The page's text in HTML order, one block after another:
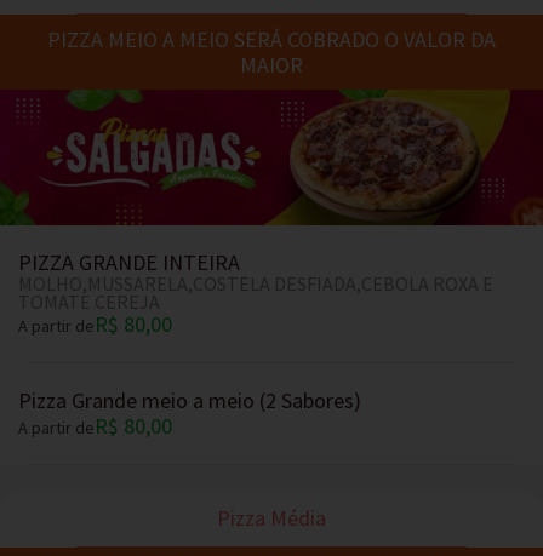
PIZZA MEIO A MEIO SERÁ COBRADO O VALOR DA
MAIOR
PIZZA GRANDE INTEIRA
A partir deR$ 80,00
Pizza Grande meio a meio (2 Sabores)
A partir deR$ 80,00
Pizza Média